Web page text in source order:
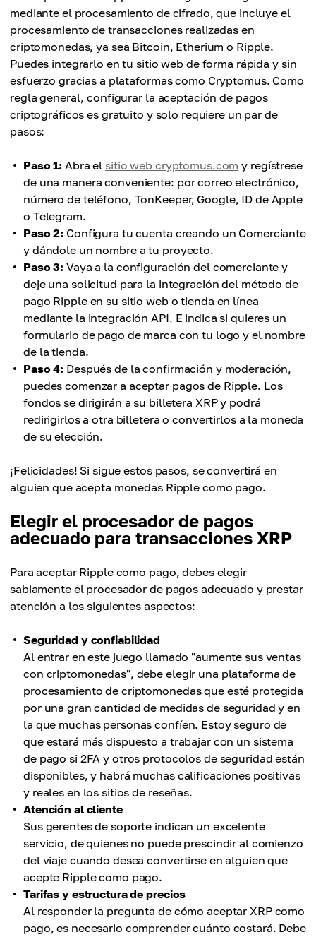
mediante el procesamiento de cifrado, que incluye el
procesamiento de transacciones realizadas en
criptomonedas, ya sea Bitcoin, Etherium o Ripple.
Puedes integrarlo en tu sitio web de forma rápida y sin
esfuerzo gracias a plataformas como Cryptomus. Como
regla general, configurar la aceptación de pagos
criptográficos es gratuito y solo requiere un par de
pasos:
Paso 1: Abra el sitio web cryptomus.com y regístrese
de una manera conveniente: por correo electrónico,
número de teléfono, TonKeeper, Google, ID de Apple
o Telegram.
Paso 2: Configura tu cuenta creando un Comerciante
y dándole un nombre a tu proyecto.
Paso 3: Vaya a la configuración del comerciante y
deje una solicitud para la integración del método de
pago Ripple en su sitio web o tienda en línea
mediante la integración API. E indica si quieres un
formulario de pago de marca con tu logo y el nombre
de la tienda.
Paso 4: Después de la confirmación y moderación,
puedes comenzar a aceptar pagos de Ripple. Los
fondos se dirigirán a su billetera XRP y podrá
redirigirlos a otra billetera o convertirlos a la moneda
de su elección.
¡Felicidades! Si sigue estos pasos, se convertirá en
alguien que acepta monedas Ripple como pago.
Elegir el procesador de pagos
adecuado para transacciones XRP
Para aceptar Ripple como pago, debes elegir
sabiamente el procesador de pagos adecuado y prestar
atención a los siguientes aspectos:
Seguridad y confiabilidad
Al entrar en este juego llamado "aumente sus ventas
con criptomonedas", debe elegir una plataforma de
procesamiento de criptomonedas que esté protegida
por una gran cantidad de medidas de seguridad y en
la que muchas personas confíen. Estoy seguro de
que estará más dispuesto a trabajar con un sistema
de pago si 2FA y otros protocolos de seguridad están
disponibles, y habrá muchas calificaciones positivas
y reales en los sitios de reseñas.
Atención al cliente
Sus gerentes de soporte indican un excelente
servicio, de quienes no puede prescindir al comienzo
del viaje cuando desea convertirse en alguien que
acepte Ripple como pago.
Tarifas y estructura de precios
Al responder la pregunta de cómo aceptar XRP como
pago, es necesario comprender cuánto costará. Debe